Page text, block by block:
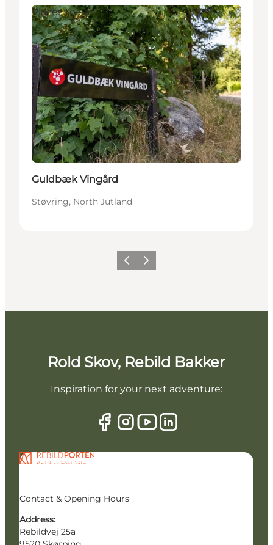
Places to eat
Guldbæk Vingård
Støvring, North Jutland
Previous slide
Next slide
Rold Skov, Rebild Bakker
Inspiration for your next adventure:
Contact & Opening Hours
Address:
Rebildvej 25a